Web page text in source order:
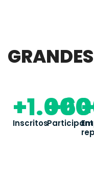
+1.000
Inscritos